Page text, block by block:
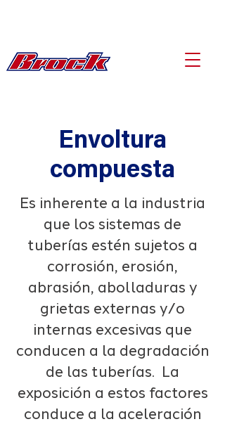
Envoltura
compuesta
Es inherente a la industria
que los sistemas de
tuberías estén sujetos a
corrosión, erosión,
abrasión, abolladuras y
grietas externas y/o
internas excesivas que
conducen a la degradación
de las tuberías. La
exposición a estos factores
conduce a la aceleración